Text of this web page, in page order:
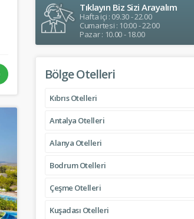
Tıklayın Biz Sizi Arayalım
Hafta içi : 09.30 - 22.00
Cumartesi : 10:00 - 22:00
Pazar : 10.00 - 18.00
Bölge Otelleri
Kıbrıs Otelleri
Antalya Otelleri
Alanya Otelleri
Bodrum Otelleri
Çeşme Otelleri
Kuşadası Otelleri